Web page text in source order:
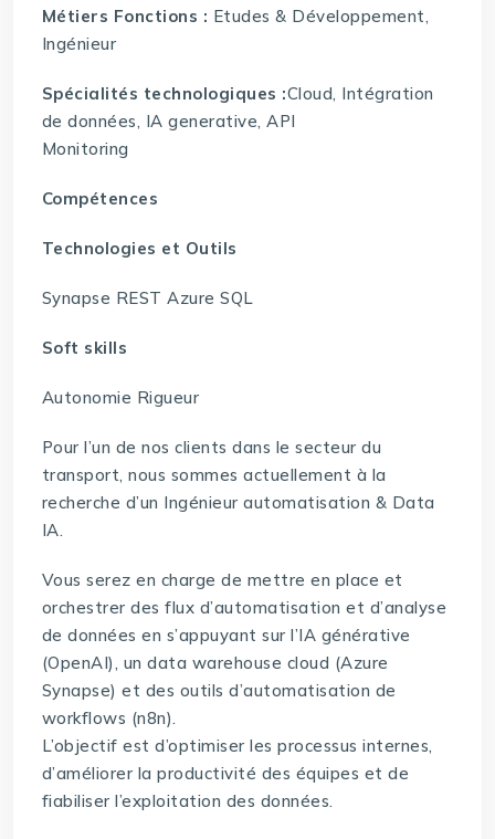
Métiers Fonctions : Etudes & Développement,
Ingénieur
Spécialités technologiques :Cloud, Intégration
de données, IA generative, API
Monitoring
Compétences
Technologies et Outils
Synapse REST Azure SQL
Soft skills
Autonomie Rigueur
Pour l’un de nos clients dans le secteur du
transport, nous sommes actuellement à la
recherche d’un Ingénieur automatisation & Data
IA.
Vous serez en charge de mettre en place et
orchestrer des flux d’automatisation et d’analyse
de données en s’appuyant sur l’IA générative
(OpenAI), un data warehouse cloud (Azure
Synapse) et des outils d’automatisation de
workflows (n8n).
L’objectif est d’optimiser les processus internes,
d’améliorer la productivité des équipes et de
fiabiliser l’exploitation des données.